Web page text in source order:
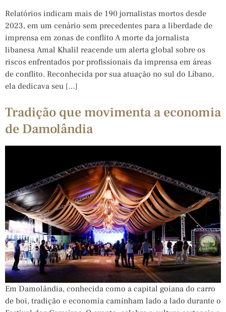
Relatórios indicam mais de 190 jornalistas mortos desde
2023, em um cenário sem precedentes para a liberdade de
imprensa em zonas de conflito A morte da jornalista
libanesa Amal Khalil reacende um alerta global sobre os
riscos enfrentados por profissionais da imprensa em áreas
de conflito. Reconhecida por sua atuação no sul do Líbano,
ela dedicava seu […]
Tradição que movimenta a economia
de Damolândia
Em Damolândia, conhecida como a capital goiana do carro
de boi, tradição e economia caminham lado a lado durante o